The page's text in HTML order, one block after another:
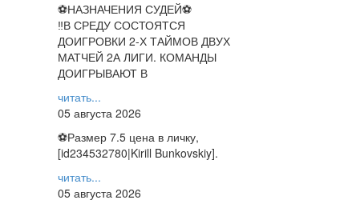
⚽НАЗНАЧЕНИЯ СУДЕЙ⚽
‼В СРЕДУ СОСТОЯТСЯ
ДОИГРОВКИ 2-Х ТАЙМОВ ДВУХ
МАТЧЕЙ 2А ЛИГИ. КОМАНДЫ
ДОИГРЫВАЮТ В
читать...
05 августа 2026
⚽️Размер 7.5 цена в личку,
[id234532780|Kirill Bunkovskiy].
читать...
05 августа 2026